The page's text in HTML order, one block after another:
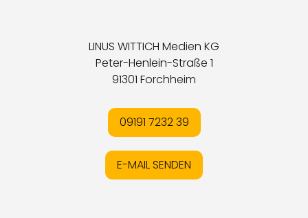
LINUS WITTICH Medien KG
Peter-Henlein-Straße 1
91301 Forchheim
09191 7232 39
E-MAIL SENDEN